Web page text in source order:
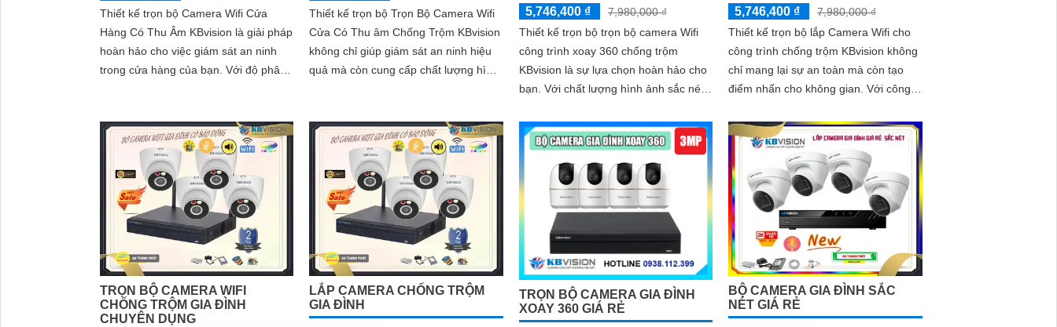
Thiết kế trọn bộ Camera Wifi Cửa
Hàng Có Thu Âm KBvision là giải pháp
hoàn hảo cho việc giám sát an ninh
trong cửa hàng của bạn. Với độ phân
Thiết kế trọn bộ Trọn Bộ Camera Wifi
Cửa Có Thu âm Chống Trộm KBvision
không chỉ giúp giám sát an ninh hiệu
quả mà còn cung cấp chất lượng hình
5,746,400 ₫
7,980,000 ₫
Thiết kế trọn bộ trọn bộ camera Wifi
công trình xoay 360 chống trộm
KBvision là sự lựa chọn hoàn hảo cho
bạn. Với chất lượng hình ảnh sắc nét
5,746,400 ₫
7,980,000 ₫
Thiết kế trọn bộ lắp Camera Wifi cho
công trình chống trộm KBvision không
chỉ mang lại sự an toàn mà còn tạo
điểm nhấn cho không gian. Với công
được nâng cấp độ nét đến 2
TRỌN BỘ CAMERA WIFI
CHỐNG TRỘM GIA ĐÌNH
CHUYÊN DỤNG
LẮP CAMERA CHỐNG TRỘM
GIA ĐÌNH
TRỌN BỘ CAMERA GIA ĐÌNH
XOAY 360 GIÁ RẺ
BỘ CAMERA GIA ĐÌNH SẮC
NÉT GIÁ RẺ